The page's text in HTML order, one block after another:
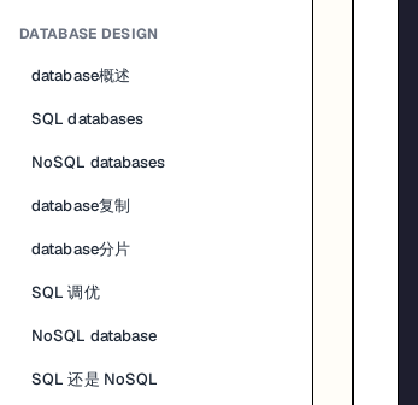
DATABASE DESIGN
database概述
SQL databases
NoSQL databases
database复制
database分片
SQL 调优
NoSQL database
SQL 还是 NoSQL